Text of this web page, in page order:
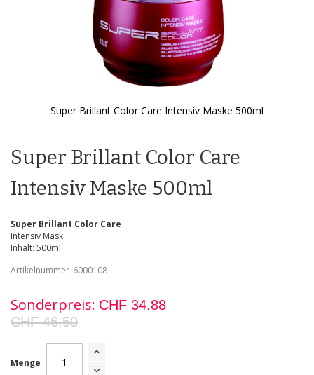
Super Brillant Color Care Intensiv Maske 500ml
der
Bildgalerie
Super Brillant Color Care
Intensiv Maske 500ml
Super Brillant Color Care
Intensiv Mask
Inhalt: 500ml
Artikelnummer 6000108
Sonderpreis CHF 34.88
CHF 46.50
Menge